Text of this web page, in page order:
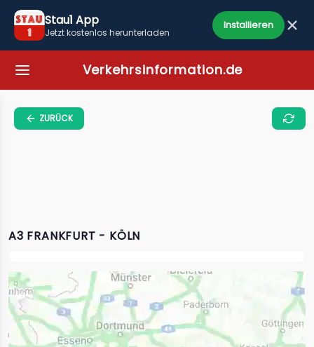
Stau1 App
Jetzt kostenlos herunterladen
Installieren
Verkehrsinformation.de
ZURÜCK
A3 FRANKFURT - KÖLN